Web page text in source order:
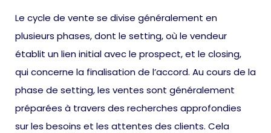
Le cycle de vente se divise généralement en
plusieurs phases, dont le setting, où le vendeur
établit un lien initial avec le prospect, et le closing,
qui concerne la finalisation de l’accord. Au cours de la
phase de setting, les ventes sont généralement
préparées à travers des recherches approfondies
sur les besoins et les attentes des clients. Cela